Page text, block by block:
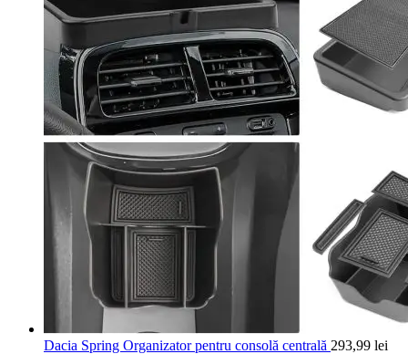
Dacia Spring Organizator pentru consolă centrală 293,99 lei